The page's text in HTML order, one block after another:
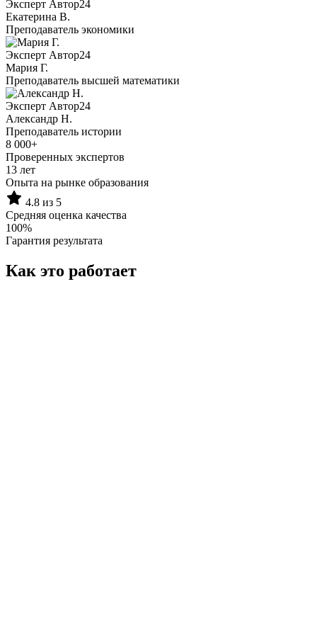
Эксперт Автор24
Екатерина B.
Преподаватель экономики
Эксперт Автор24
Мария Г.
Преподаватель высшей математики
Эксперт Автор24
Александр Н.
Преподаватель истории
8 000+
Проверенных экспертов
13 лет
Опыта на рынке образования
4.8 из 5
Средняя оценка качества
100%
Гарантия результата
Как это работает